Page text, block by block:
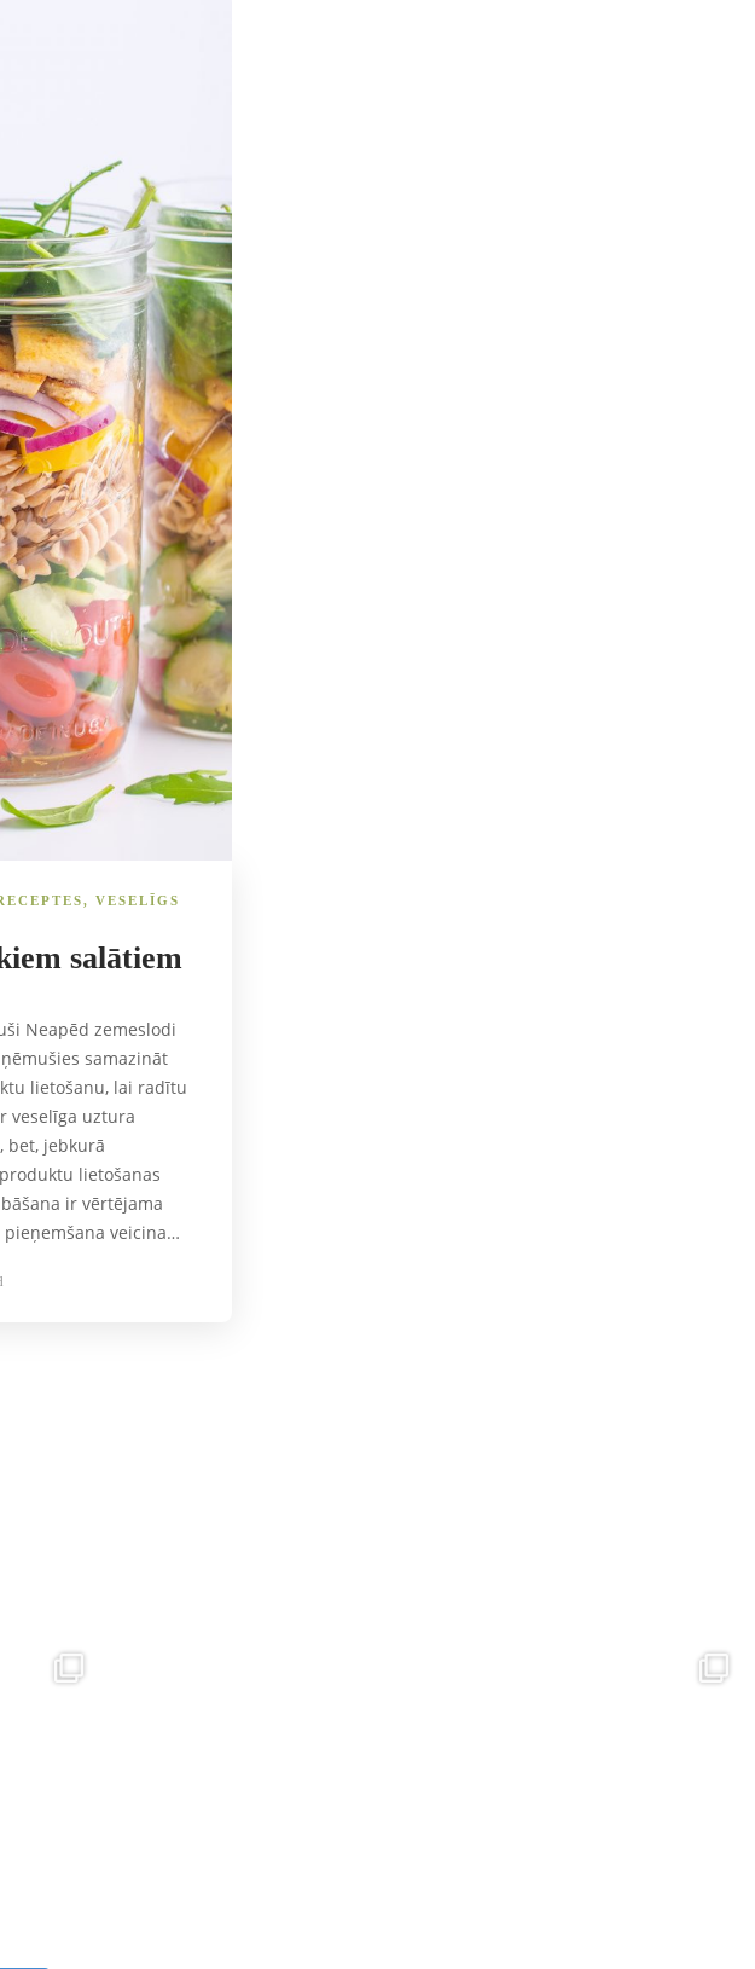
, VESELĪGS
salātiem
Neapēd zemeslodi
samazināt
lietošanu, lai radītu
veselīga uztura
bet, jebkurā
lietošanas
ir vērtējama
veicina…